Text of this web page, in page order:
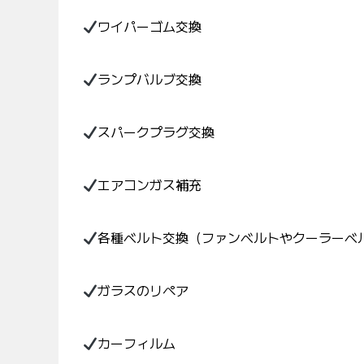
ワイパーゴム交換
ランプバルブ交換
スパークプラグ交換
エアコンガス補充
各種ベルト交換（ファンベルトやクーラーベ
ガラスのリペア
カーフィルム